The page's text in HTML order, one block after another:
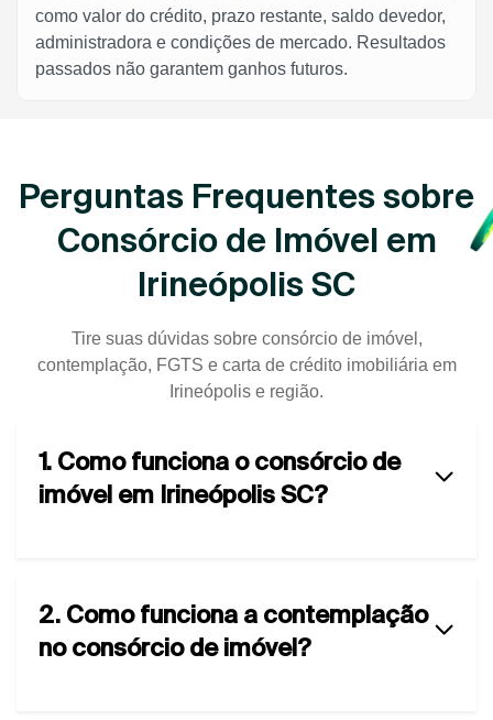
como valor do crédito, prazo restante, saldo devedor,
administradora e condições de mercado. Resultados
passados não garantem ganhos futuros.
Perguntas Frequentes sobre
Consórcio de Imóvel em
Irineópolis SC
Tire suas dúvidas sobre consórcio de imóvel,
contemplação, FGTS e carta de crédito imobiliária em
Irineópolis e região.
1. Como funciona o consórcio de
imóvel em Irineópolis SC?
2. Como funciona a contemplação
no consórcio de imóvel?